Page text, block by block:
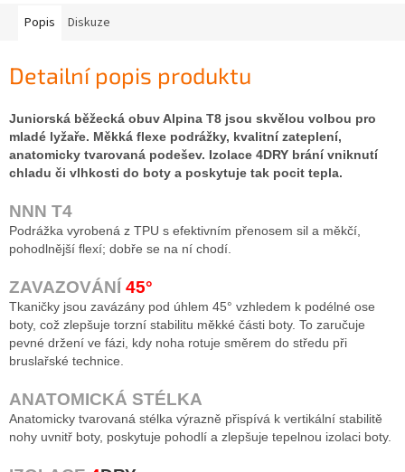
Popis Diskuze
Detailní popis produktu
Juniorská běžecká obuv Alpina T8 jsou skvělou volbou pro
mladé lyžaře. Měkká flexe podrážky, kvalitní zateplení,
anatomicky tvarovaná podešev. Izolace 4DRY brání vniknutí
chladu či vlhkosti do boty a poskytuje tak pocit tepla.
NNN T4
Podrážka vyrobená z TPU s efektivním přenosem sil a měkčí,
pohodlnější flexí; dobře se na ní chodí.
ZAVAZOVÁNÍ 45°
Tkaničky jsou zavázány pod úhlem 45° vzhledem k podélné ose
boty, což zlepšuje torzní stabilitu měkké části boty. To zaručuje
pevné držení ve fázi, kdy noha rotuje směrem do středu při
bruslařské technice.
ANATOMICKÁ STÉLKA
Anatomicky tvarovaná stélka výrazně přispívá k vertikální stabilitě
nohy uvnitř boty, poskytuje pohodlí a zlepšuje tepelnou izolaci boty.